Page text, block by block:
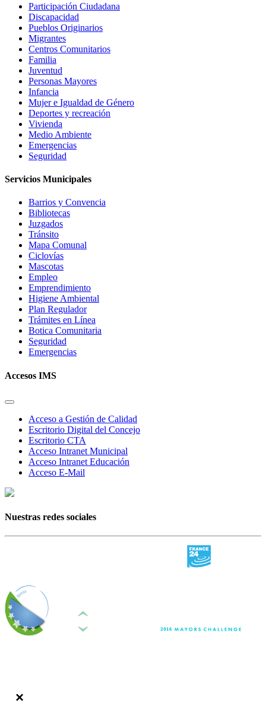
Participación Ciudadana
Discapacidad
Pueblos Originarios
Migrantes
Centros Comunitarios
Familia
Juventud
Personas Mayores
Infancia
Mujer e Igualdad de Género
Deportes y recreación
Vivienda
Medio Ambiente
Emergencias
Seguridad
Servicios Municipales
Barrios y Convencia
Bibliotecas
Juzgados
Tránsito
Mapa Comunal
Ciclovías
Mascotas
Empleo
Emprendimiento
Higiene Ambiental
Plan Regulador
Trámites en Línea
Botica Comunitaria
Seguridad
Emergencias
Accesos IMS
Acceso a Gestión de Calidad
Escritorio Digital del Concejo
Escritorio CTA
Acceso Intranet Municipal
Acceso Intranet Educación
Acceso E-Mail
Nuestras redes sociales